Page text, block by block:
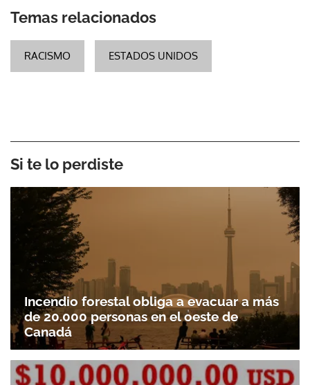
Temas relacionados
RACISMO ESTADOS UNIDOS
Si te lo perdiste
Incendio forestal obliga a evacuar a más
de 20.000 personas en el oeste de
Canadá